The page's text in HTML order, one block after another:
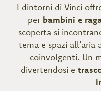
I dintorni di Vinci
per bambini e
scoperta si
tema e spazi all’aria
coinvolgenti. Un
divertendosi e